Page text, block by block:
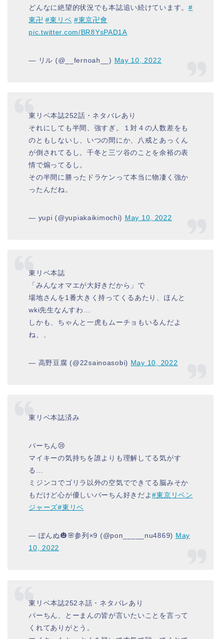
どんなに絶望的状況でも本誌追い続けています。#
東卍 #東リベ #東京卍會
pic.twitter.com/BR8YsPAD1A
— リル (@__fernoah__) May 10, 2022
東リベ本誌252話・ネタバレあり
それにしても半間、強すぎ。１対４の人数差をも
のともしないし、いつの間にか、八戒とあっくん
が倒されてるし。千冬と三ツ谷のことを余裕の表
情で煽ってるし。
その半間に勝ったドラケンって本当に物凄く強か
ったんだね。
— yupi (@yupiakaikimochi) May 10, 2022
東リベ本誌
「みんなオマエが大好きだから」で
場地さんを1番大きく持ってくるあたり、ほんと
wki先生なんすわ…
しかも、ちゃんと一虎もムーチョもいるんだよ
ね、、
— 高野豆腐 (@22sainoasobi) May 10, 2022
東リベ本誌済み
パーちん😢
マイキーの気持ちを誰よりも理解してる気がす
る…
ミジンコでゴリラ以外の空気でできてる脳みそか
もだけど心が優しいパーちん好きだよ#東京リベン
ジャーズ#東リベ
— ぽんぬ🎃🌸参列×9 (@pon_____nu4869) May
10, 2022
東リベ本誌252ネ話・ネタバレあり
パーちん、とーまんの皆が言いたいことを言って
くれてありがとう。